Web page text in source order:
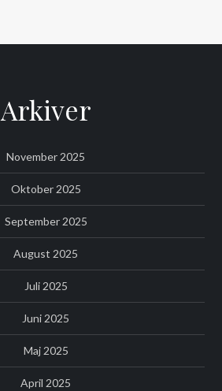
Arkiver
November 2025
Oktober 2025
September 2025
August 2025
Juli 2025
Juni 2025
Maj 2025
April 2025